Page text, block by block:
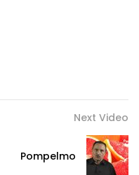
Next Video
Pompelmo